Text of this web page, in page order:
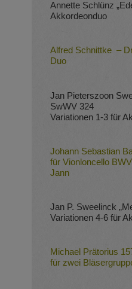
Annette Schlünz
Akkordeonduo
Alfred Schnittke –
Duo
Jan Pieterszoon
SwWV 324
Variationen 1-3 für
Johann Sebastian
für Vionloncello
Jann
Jan P. Sweelinck
Variationen 4-6 für
Michael Prätorius
für zwei